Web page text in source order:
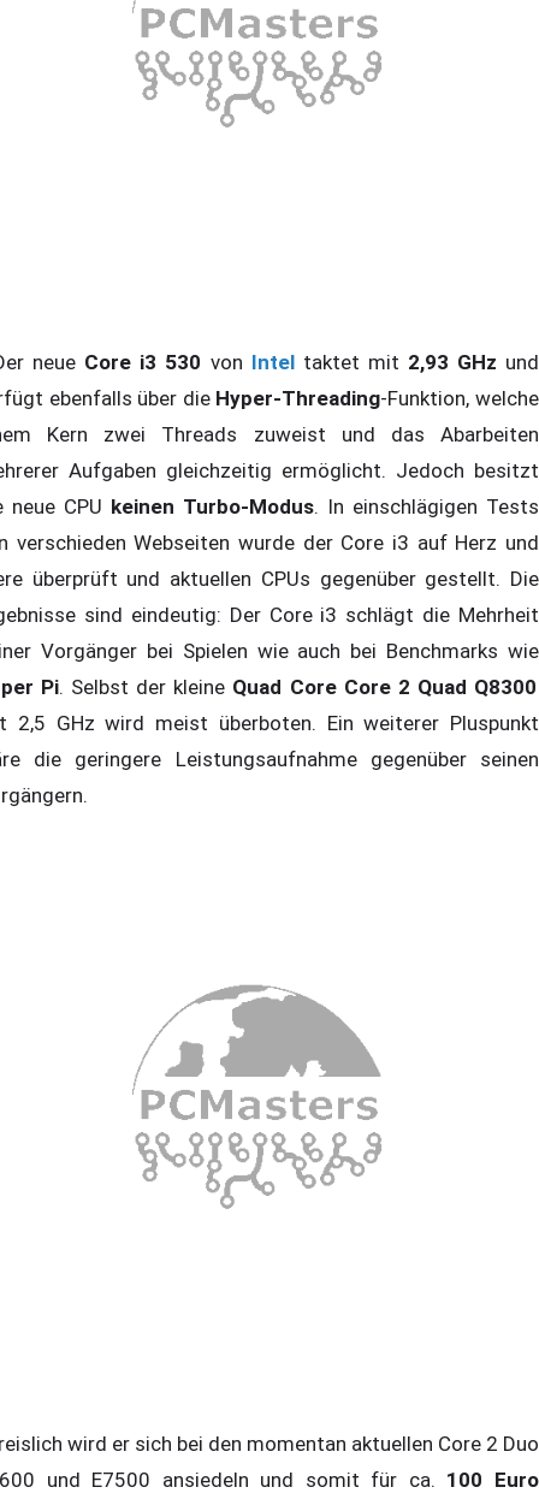
neue Core i3 530 von Intel taktet mit 2,93 GHz und
ebenfalls über dieHyper-Threading-Funktion, welche
Kern zwei Threads zuweist und das Abarbeiten
Aufgaben gleichzeitig ermöglicht. Jedoch besitzt
neue CPU keinen Turbo-Modus. In einschlägigen Tests
verschieden Webseiten wurde der Core i3 auf Herz und
überprüft und aktuellen CPUs gegenüber gestellt. Die
sind eindeutig: Der Core i3 schlägt die Mehrheit
Vorgänger bei Spielen wie auch bei Benchmarks wie
Pi. Selbst der kleine Quad Core Core 2 Quad Q8300
2,5 GHz wird meist überboten. Ein weiterer Pluspunkt
die geringere Leistungsaufnahme gegenüber seinen
wird er sich bei den momentan aktuellen Core 2 Duo
und E7500 ansiedeln und somit für ca. 100 Euro